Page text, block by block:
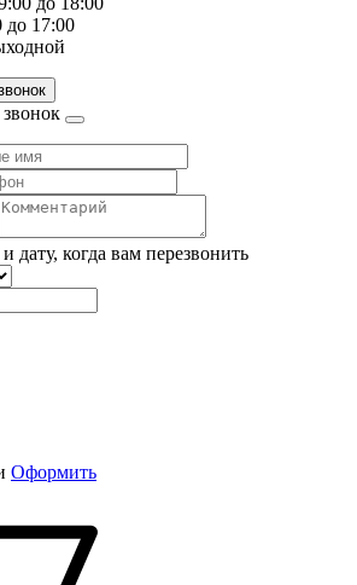
до 17:00
дату, когда вам перезвонить
Оформить